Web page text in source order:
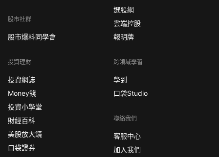
股市社群
股市爆料同學會
投資理財
投資網誌
Money錢
投資小學堂
財經百科
美股放大鏡
口袋證券
選股網
雲端控股
報明牌
跨領域學習
學到
口袋Studio
聯絡我們
客服中心
加入我們